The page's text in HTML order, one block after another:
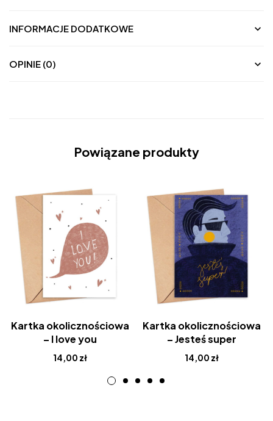
INFORMACJE DODATKOWE
OPINIE (0)
Powiązane produkty
Kartka okolicznościowa
– I love you
14,00 zł
Kartka okolicznościowa
– Jesteś super
14,00 zł